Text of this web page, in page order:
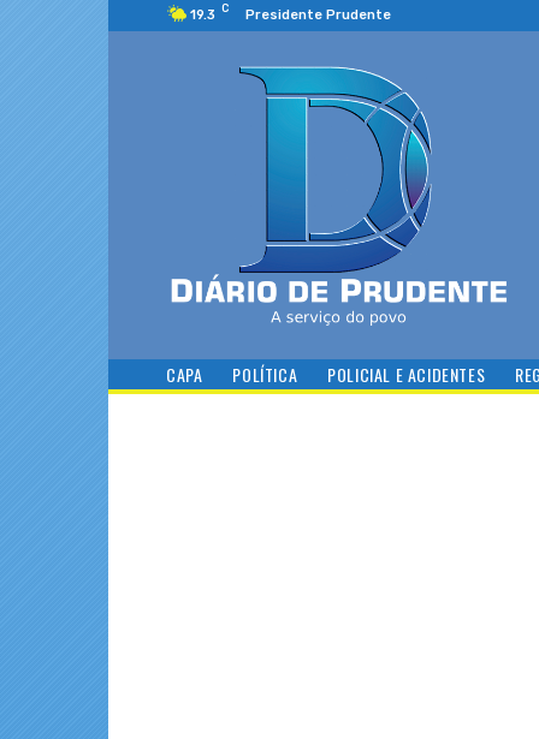
19.3 C Presidente Prudente
CAPA POLÍTICA POLICIAL E ACIDENTES